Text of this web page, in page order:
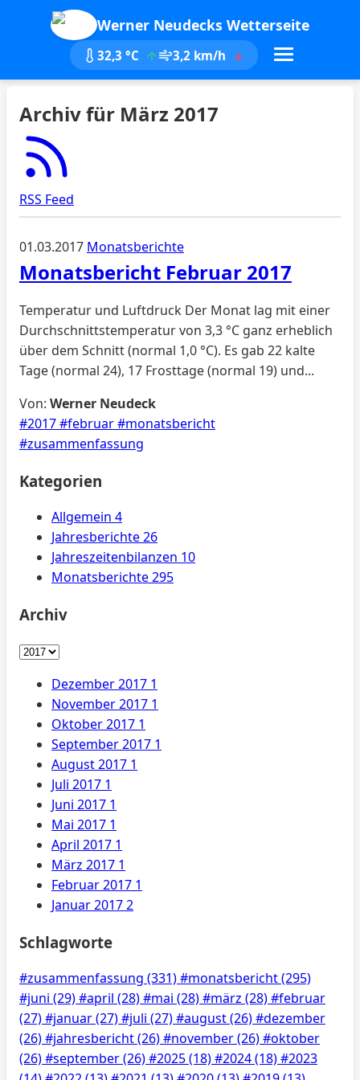
Werner Neudecks Wetterseite
32,3 °C 3,2 km/h
Archiv für März 2017
RSS Feed
01.03.2017 Monatsberichte
Monatsbericht Februar 2017
Temperatur und Luftdruck Der Monat lag mit einer
Durchschnittstemperatur von 3,3 °C ganz erheblich
über dem Schnitt (normal 1,0 °C). Es gab 22 kalte
Tage (normal 24), 17 Frosttage (normal 19) und...
Von: Werner Neudeck
#2017#februar#monatsbericht
#zusammenfassung
Kategorien
Allgemein 4
Jahresberichte26
Jahreszeitenbilanzen 10
Monatsberichte295
Archiv
Dezember 2017 1
November 2017 1
Oktober 2017 1
September 2017 1
August 2017 1
Juli 2017 1
Juni 2017 1
Mai 2017 1
April 2017 1
März 2017 1
Februar 2017 1
Januar 20172
Schlagworte
#zusammenfassung (331)#monatsbericht(295)
#juni (29)#april (28)#mai (28)#märz (28)#februar
(27)#januar(27)#juli (27)#august(26)#dezember
(26)#jahresbericht(26)#november(26)#oktober
(26)#september(26)#2025(18)#2024(18)#2023